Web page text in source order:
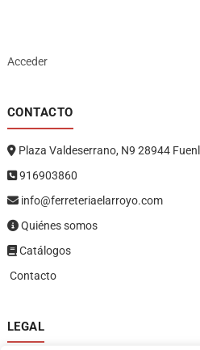
Acceder
CONTACTO
Plaza Valdeserrano, N9 28944
916903860
info@ferreteriaelarroyo.com
Quiénes somos
Catálogos
Contacto
LEGAL